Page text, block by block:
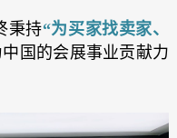
秉持“为买家找卖家、
国的会展事业贡献力